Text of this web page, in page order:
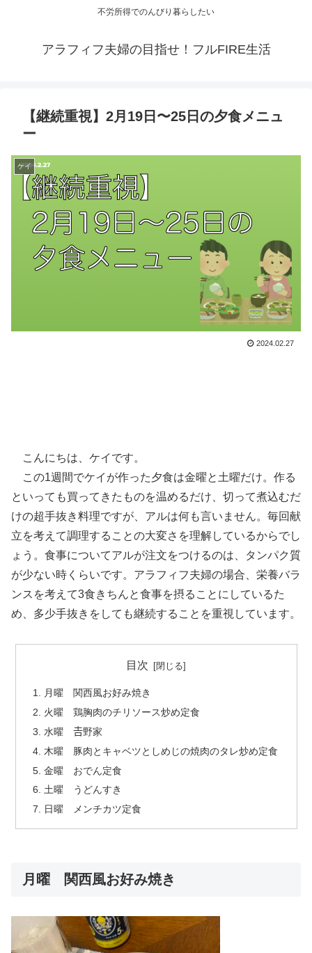
不労所得でのんびり暮らしたい
アラフィフ夫婦の目指せ！フルFIRE生活
【継続重視】2月19日〜25日の夕食メニュ
ー
ケイ
2024.02.27
こんにちは、ケイです。
この1週間でケイが作った夕食は金曜と土曜だけ。作る
といっても買ってきたものを温めるだけ、切って煮込むだ
けの超手抜き料理ですが、アルは何も言いません。毎回献
立を考えて調理することの大変さを理解しているからでし
ょう。食事についてアルが注文をつけるのは、タンパク質
が少ない時くらいです。アラフィフ夫婦の場合、栄養バラ
ンスを考えて3食きちんと食事を摂ることにしているた
め、多少手抜きをしても継続することを重視しています。
目次
月曜 関西風お好み焼き
火曜 鶏胸肉のチリソース炒め定食
水曜 𠮷野家
木曜 豚肉とキャベツとしめじの焼肉のタレ炒め定食
金曜 おでん定食
土曜 うどんすき
日曜 メンチカツ定食
月曜 関西風お好み焼き